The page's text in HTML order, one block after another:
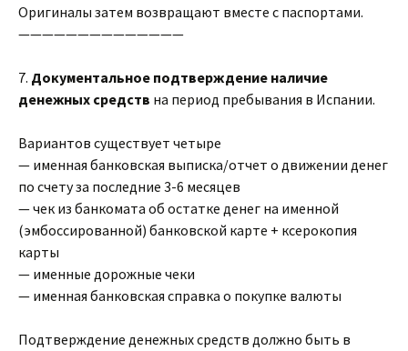
Оригиналы затем возвращают вместе с паспортами.
——————————————
7. Документальное подтверждение наличие
денежных средств на период пребывания в Испании.
Вариантов существует четыре
— именная банковская выписка/отчет о движении денег
по счету за последние 3-6 месяцев
— чек из банкомата об остатке денег на именной
(эмбоссированной) банковской карте + ксерокопия
карты
— именные дорожные чеки
— именная банковская справка о покупке валюты
Подтверждение денежных средств должно быть в